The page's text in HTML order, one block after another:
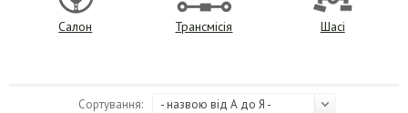
Салон Трансмісія Шасі
- назвою від А до Я -
Сортування: